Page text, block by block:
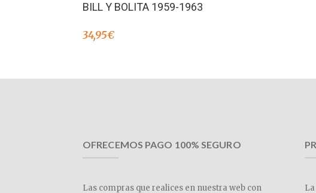
5.00
de 5
BILL Y BOLITA 1959-1963
34,95€
OFRECEMOS PAGO 100% SEGURO
Las compras que realices en nuestra web con